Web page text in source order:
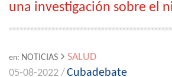
una investigación sobre el
en: NOTICIAS
SALUD
05-08-2022 /Cubadebate